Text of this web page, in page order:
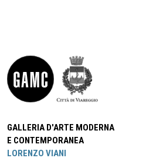
GALLERIA D'ARTE MODERNA
E CONTEMPORANEA
LORENZO VIANI